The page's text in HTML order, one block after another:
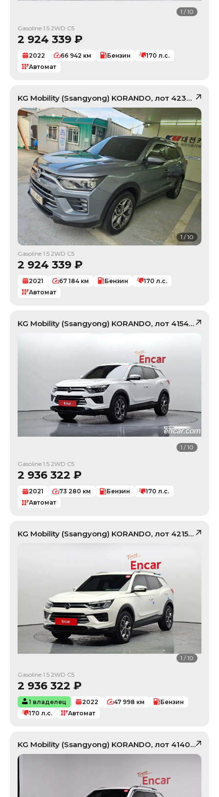
1 /10
Gasoline 1.5 2WD C5
2 924 339 ₽
2022 66 942 км Бензин 170 л.с.
Автомат
KG Mobility (Ssangyong) KORANDO, лот 42380695
1 /10
Gasoline 1.5 2WD C5
2 924 339 ₽
2021 67 184 км Бензин 170 л.с.
Автомат
KG Mobility (Ssangyong) KORANDO, лот 41544922
1 /10
Gasoline 1.5 2WD C5
2 936 322 ₽
2021 73 280 км Бензин 170 л.с.
Автомат
KG Mobility (Ssangyong) KORANDO, лот 42151207
1 /10
Gasoline 1.5 2WD C5
2 936 322 ₽
1 владелец 2022 47 998 км
Бензин
170 л.с. Автомат
KG Mobility (Ssangyong) KORANDO, лот 41405266